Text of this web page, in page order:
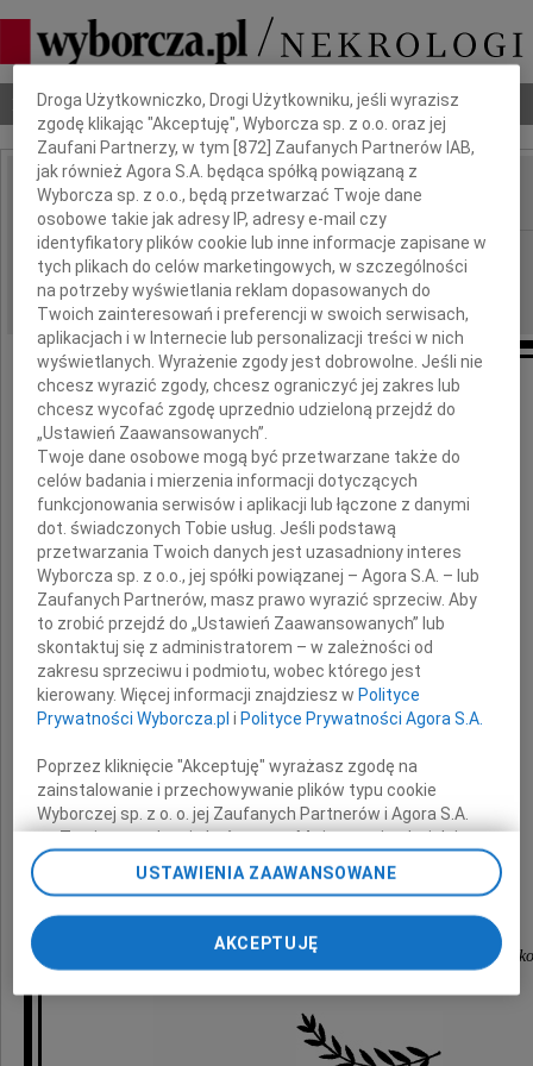
Nekrologi Odeszli Poradnik pogrzebowy
IMIĘ I NAZWISKO:
REGION: Kraków
DATA EMISJI: 30.06.2026
Panu
Grzegorzowi Ostrzołkowi
wyrazy głębokiego współczucia
z powodu śmierci
Mamy
składają
Rada Nadzorcza,
Zarząd oraz Pracownicy
Krakowskiego Holdingu Komunalnego S.A. w
Dbamy o Twoją prywatność
Droga Użytkowniczko, Drogi Użytkowniku, jeśli wyrazisz
zgodę klikając "Akceptuję", Wyborcza sp. z o.o. oraz jej
Zaufani Partnerzy, w tym [872 ] Zaufanych Partnerów IAB,
jak również Agora S.A. będąca spółką powiązaną z
Wyborcza sp. z o.o., będą przetwarzać Twoje dane
osobowe takie jak adresy IP, adresy e-mail czy
identyfikatory plików cookie lub inne informacje zapisane w
tych plikach do celów marketingowych, w szczególności
na potrzeby wyświetlania reklam dopasowanych do
Twoich zainteresowań i preferencji w swoich serwisach,
aplikacjach i w Internecie lub personalizacji treści w nich
wyświetlanych. Wyrażenie zgody jest dobrowolne. Jeśli nie
chcesz wyrazić zgody, chcesz ograniczyć jej zakres lub
chcesz wycofać zgodę uprzednio udzieloną przejdź do
„Ustawień Zaawansowanych”.
Twoje dane osobowe mogą być przetwarzane także do
celów badania i mierzenia informacji dotyczących
funkcjonowania serwisów i aplikacji lub łączone z danymi
dot. świadczonych Tobie usług. Jeśli podstawą
przetwarzania Twoich danych jest uzasadniony interes
Wyborcza sp. z o.o., jej spółki powiązanej – Agora S.A. – lub
Zaufanych Partnerów, masz prawo wyrazić sprzeciw. Aby
to zrobić przejdź do „Ustawień Zaawansowanych” lub
skontaktuj się z administratorem – w zależności od
zakresu sprzeciwu i podmiotu, wobec którego jest
kierowany. Więcej informacji znajdziesz w Polityce
Prywatności Wyborcza.pl i Polityce Prywatności Agora S.A.
Poprzez kliknięcie "Akceptuję" wyrażasz zgodę na
zainstalowanie i przechowywanie plików typu cookie
Wyborczej sp. z o. o. jej Zaufanych Partnerów i Agora S.A.
na Twoim urządzeniu końcowym. Możesz też w każdej
chwili zmienić swoje preferencje dot. plików cookie,
ponownie wywołując narzędzie do zarządzania Twoimi
odnośnik „Ustawienia prywatności” w stopce serwisu i
przechodząc do sekcji „Ustawienia zaawansowane”.
My, nasi Zaufani Partnerzy i Agora S.A. możemy
USTAWIENIA ZAAWANSOWANE
AKCEPTUJĘ